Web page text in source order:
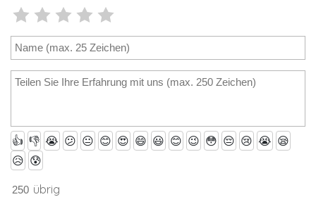
👍 👎 😭 😕 😐 😊 😍 😄 😃 😊 😉 😳 😔 😢 😭 😪
😥 😰
übrig